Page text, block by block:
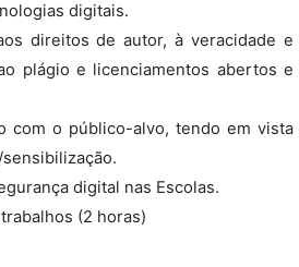
digitais.
direitos de autor, à veracidade e
plágio e licenciamentos abertos e
com o público-alvo, tendo em vista
digital nas Escolas.
(2 horas)